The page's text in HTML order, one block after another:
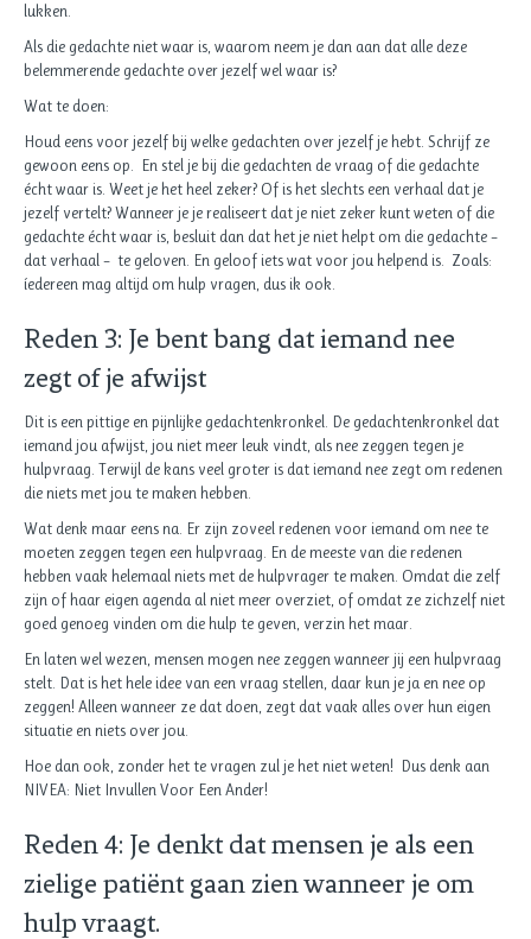
lukken.
Als die gedachte niet waar is, waarom neem je dan aan dat alle deze
belemmerende gedachte over jezelf wel waar is?
Wat te doen:
Houd eens voor jezelf bij welke gedachten over jezelf je hebt. Schrijf ze
gewoon eens op. En stel je bij die gedachten de vraag of die gedachte
écht waar is. Weet je het heel zeker? Of is het slechts een verhaal dat je
jezelf vertelt? Wanneer je je realiseert dat je niet zeker kunt weten of die
gedachte écht waar is, besluit dan dat het je niet helpt om die gedachte –
dat verhaal – te geloven. En geloof iets wat voor jou helpend is. Zoals:
íedereen mag altijd om hulp vragen, dus ik ook.
Reden 3: Je bent bang dat iemand nee
zegt of je afwijst
Dit is een pittige en pijnlijke gedachtenkronkel. De gedachtenkronkel dat
iemand jou afwijst, jou niet meer leuk vindt, als nee zeggen tegen je
hulpvraag. Terwijl de kans veel groter is dat iemand nee zegt om redenen
die niets met jou te maken hebben.
Wat denk maar eens na. Er zijn zoveel redenen voor iemand om nee te
moeten zeggen tegen een hulpvraag. En de meeste van die redenen
hebben vaak helemaal niets met de hulpvrager te maken. Omdat die zelf
zijn of haar eigen agenda al niet meer overziet, of omdat ze zichzelf niet
goed genoeg vinden om die hulp te geven, verzin het maar.
En laten wel wezen, mensen mogen nee zeggen wanneer jij een hulpvraag
stelt. Dat is het hele idee van een vraag stellen, daar kun je ja en nee op
zeggen! Alleen wanneer ze dat doen, zegt dat vaak alles over hun eigen
situatie en niets over jou.
Hoe dan ook, zonder het te vragen zul je het niet weten! Dus denk aan
NIVEA: Niet Invullen Voor Een Ander!
Reden 4: Je denkt dat mensen je als een
zielige patiënt gaan zien wanneer je om
hulp vraagt.